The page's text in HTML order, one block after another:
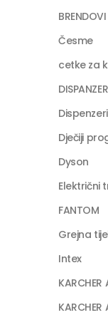
BRENDOVI
Česme
cetke za
Dječiji
Dyson
Električni
FANTOM
Grejna
Intex
KARCHER
KARCHER